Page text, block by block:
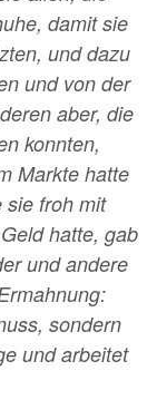
damit sie
und dazu
und von der
aber, die
konnten,
Markte hatte
sie froh mit
hatte, gab
und andere
sondern
und arbeitet